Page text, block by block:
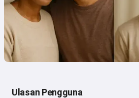
Ulasan Pengguna